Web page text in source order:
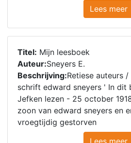
Lees meer
Titel: Mijn leesboek
Auteur:Sneyers E.
Beschrijving:Retiese auteurs
schrift edward sneyers ' In dit
Jefken lezen - 25 october
zoon van edward sneyers en
vroegtijdig gestorven
Lees meer